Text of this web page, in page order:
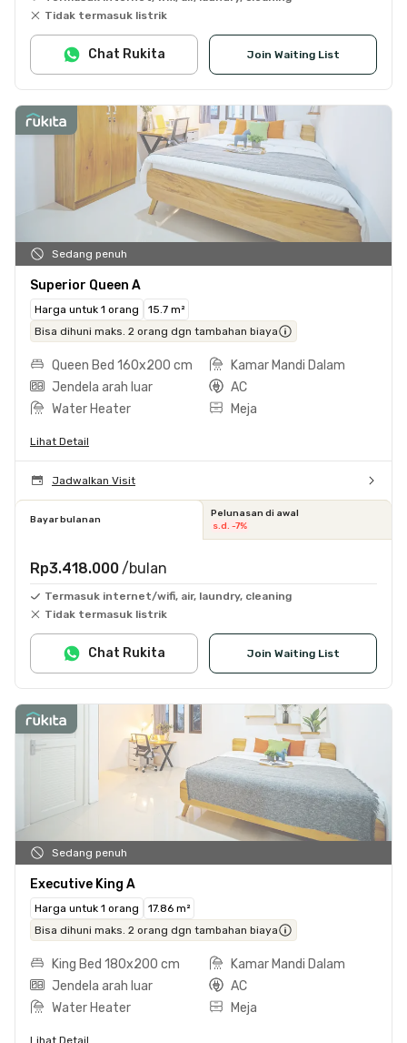
Tidak termasuk listrik
Join Waiting List
Chat Rukita
Sedang penuh
Superior Queen A
Harga untuk 1 orang
15.7 m²
Bisa dihuni maks. 2 orang dgn tambahan biaya
Queen Bed 160x200 cm
Kamar Mandi Dalam
Jendela arah luar
AC
Water Heater
Meja
Lihat Detail
Jadwalkan Visit
Bayar bulanan
Pelunasan di awal
s.d. -7%
Rp3.418.000 /bulan
Termasuk internet/wifi, air, laundry, cleaning
Tidak termasuk listrik
Join Waiting List
Chat Rukita
Sedang penuh
Executive King A
Harga untuk 1 orang
17.86 m²
Bisa dihuni maks. 2 orang dgn tambahan biaya
King Bed 180x200 cm
Kamar Mandi Dalam
Jendela arah luar
AC
Water Heater
Meja
Lihat Detail